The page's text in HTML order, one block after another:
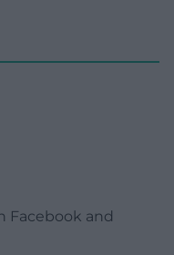
Facebook and